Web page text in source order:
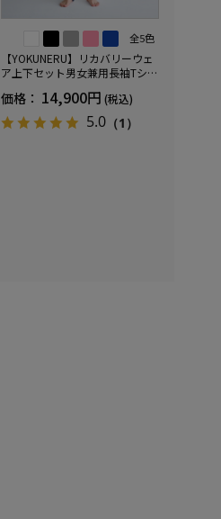
全5色
【YOKUNERU】リカバリーウェ
ア上下セット男女兼用長袖Tシャ
進遠赤外線快眠NANOMIX(R)【一
般医療機器】SS～LLサイズ
価格： 14,900円 (税込)
5.0 （1）